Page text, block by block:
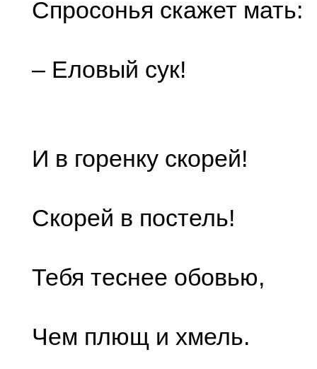
Спросонья скажет мать:
– Еловый сук!
И в горенку скорей!
Скорей в постель!
Тебя теснее обовью,
Чем плющ и хмель.